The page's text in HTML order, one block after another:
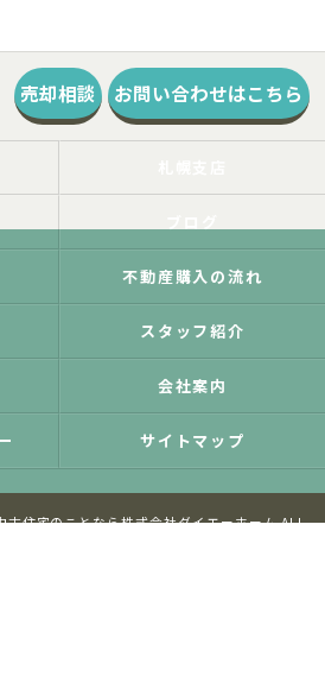
売却相談 お問い合わせはこちら
不動産購入の流れ
スタッフ紹介
会社案内
サイトマップ
住宅のことなら株式会社ダイエーホーム ALL